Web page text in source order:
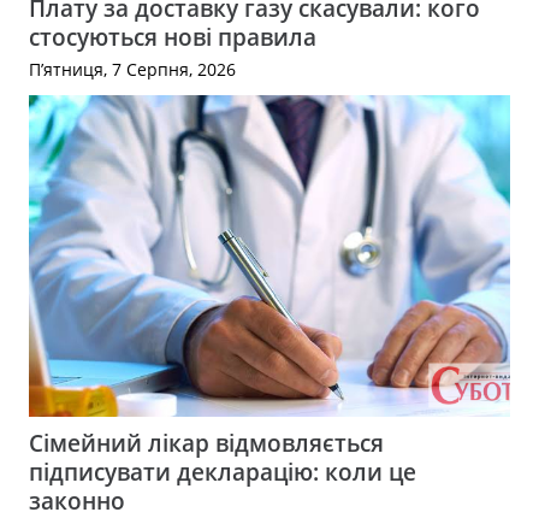
Плату за доставку газу скасували: кого
стосуються нові правила
П’ятниця, 7 Серпня, 2026
Сімейний лікар відмовляється
підписувати декларацію: коли це
законно